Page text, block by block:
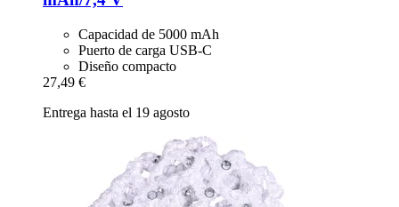
Capacidad de 5000 mAh
Puerto de carga USB-C
Diseño compacto
27,49 €
Entrega hasta el 19 agosto